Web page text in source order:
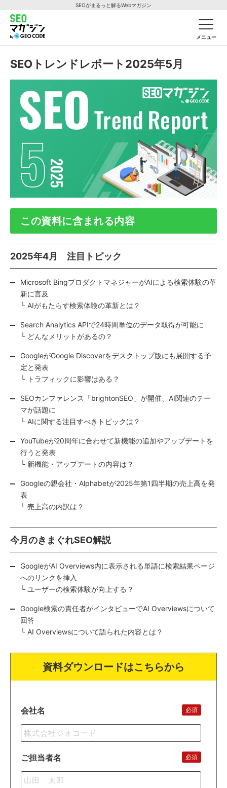
SEOがまるっと解るWebマガジン
メニュー
SEOトレンドレポート2025年5月
この資料に含まれる内容
2025年4月 注目トピック
Microsoft BingプロダクトマネジャーがAIによる検索体験の革
新に言及
└ AIがもたらす検索体験の革新とは？
Search Analytics APIで24時間単位のデータ取得が可能に
└ どんなメリットがあるの？
GoogleがGoogle Discoverをデスクトップ版にも展開する予
定と発表
└ トラフィックに影響はある？
SEOカンファレンス「brightonSEO」が開催、AI関連のテー
マが話題に
└ AIに関する注目すべきトピックは？
YouTubeが20周年に合わせて新機能の追加やアップデートを
行うと発表
└ 新機能・アップデートの内容は？
Googleの親会社・Alphabetが2025年第1四半期の売上高を発
表
└ 売上高の内訳は？
今月のきまぐれSEO解説
GoogleがAI Overviews内に表示される単語に検索結果ページ
へのリンクを挿入
└ ユーザーの検索体験が向上する？
Google検索の責任者がインタビューでAI Overviewsについて
回答
└ AI Overviewsについて語られた内容とは？
資料ダウンロードはこちらから
会社名 必須
ご担当者名 必須